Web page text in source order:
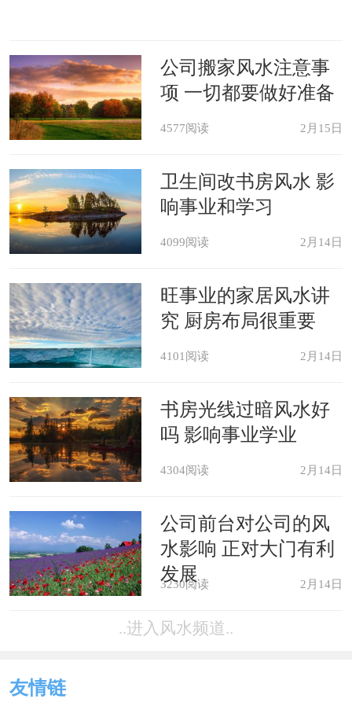
公司搬家风水注意事
项 一切都要做好准备
4577阅读 2月15日
卫生间改书房风水 影
响事业和学习
4099阅读 2月14日
旺事业的家居风水讲
究 厨房布局很重要
4101阅读 2月14日
书房光线过暗风水好
吗 影响事业学业
4304阅读 2月14日
公司前台对公司的风
水影响 正对大门有利
发展
3230阅读 2月14日
..进入风水频道..
友情链